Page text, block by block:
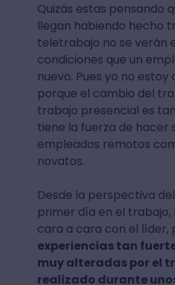
Quizás estas pensando
llegan habiendo hecho
teletrabajo no se verán
condiciones que un
nuevo. Pues yo no estoy
porque el cambio del
trabajo presencial es
tiene la fuerza de hacer
empleados remotos
novatos.
Desde la perspectiva
primer día en el
cara a cara con el líder,
experiencias tan
muy alteradas por el
realizado durante